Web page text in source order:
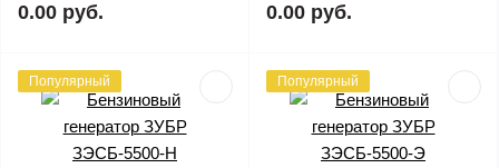
0.00 руб. 0.00 руб.
Популярный Популярный